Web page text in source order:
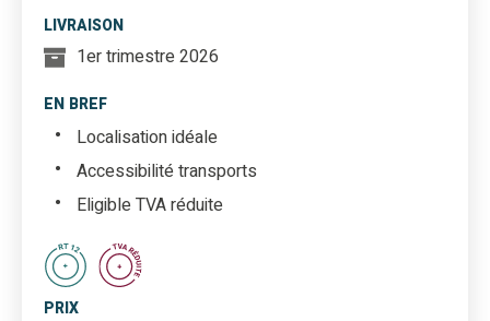
LIVRAISON
1er trimestre 2026
EN BREF
Localisation idéale
Accessibilité transports
Eligible TVA réduite
PRIX